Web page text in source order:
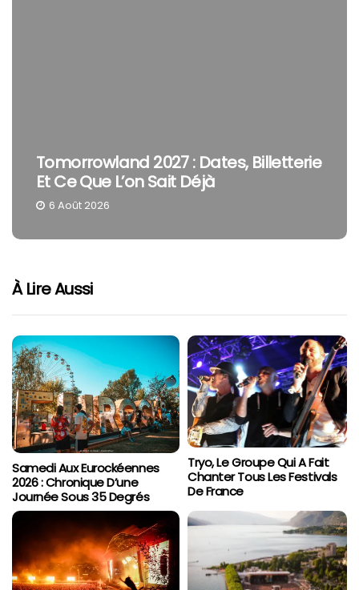
Tomorrowland 2027 : Dates, Billetterie
Et Ce Que L’on Sait Déjà
6 Août 2026
À Lire Aussi
Samedi Aux Eurockéennes
2026 : Chronique D’une
Journée Sous 35 Degrés
Tryo, Le Groupe Qui A Fait
Chanter Tous Les Festivals
De France